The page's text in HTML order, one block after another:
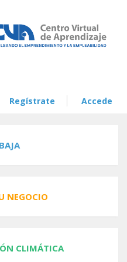
Regístrate Accede
NEGOCIO
CLIMÁTICA